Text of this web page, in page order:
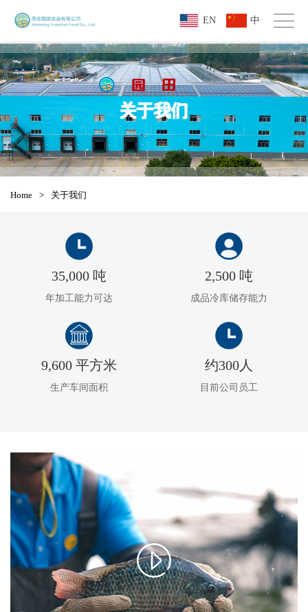
EN 中
关于我们
Home > 关于我们
35,000 吨
年加工能力可达
2,500 吨
成品冷库储存能力
9,600 平方米
生产车间面积
约300人
目前公司员工